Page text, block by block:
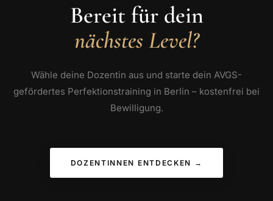
Bereit für dein
nächstes Level?
Wähle deine Dozentin aus und starte dein AVGS-
gefördertes Perfektionstraining in Berlin – kostenfrei bei
Bewilligung.
DOZENTINNEN ENTDECKEN →